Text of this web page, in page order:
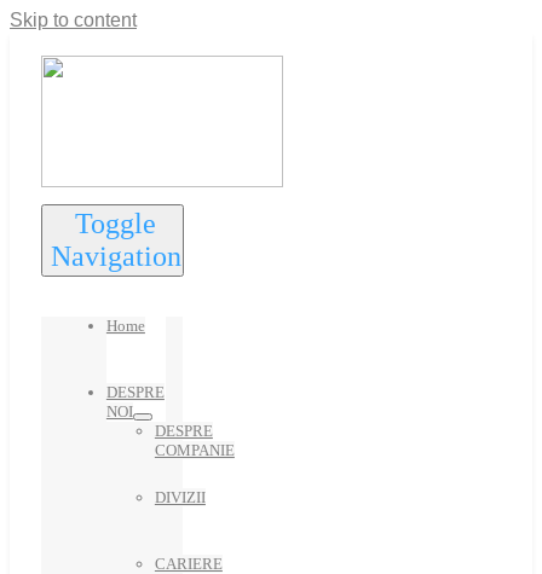
Skip to content
Toggle
Navigation
Home
DESPRE
NOI
DESPRE
COMPANIE
DIVIZII
CARIERE